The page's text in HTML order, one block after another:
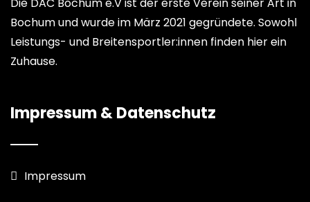
Bochum und wurde im März 2021 gegründete. Sowohl
Leistungs- und Breitensportler:innen finden hier ein
Zuhause.
Impressum & Datenschutz
Impressum